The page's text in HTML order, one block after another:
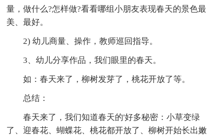
量，做什么?怎样做?看看哪组小朋友表现春天的景色最
美、最好。
2) 幼儿商量、操作，教师巡回指导。
3、幼儿分享作品，我们眼里的春天。
如：春天来了，柳树发芽了，桃花开放了等。
总结：
春天来了，我们知道春天的'好多秘密：小草变绿
了、迎春花、蝴蝶花、桃花都开放了、柳树开始长出嫩